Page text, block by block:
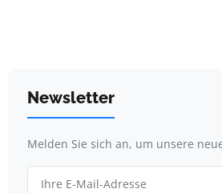
Newsletter
Melden Sie sich an, um unsere